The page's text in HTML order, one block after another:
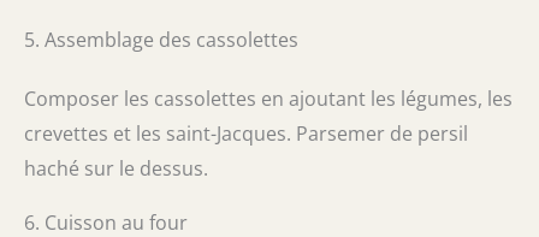
5. Assemblage des cassolettes
Composer les cassolettes en ajoutant les légumes, les
crevettes et les saint-Jacques. Parsemer de persil
haché sur le dessus.
6. Cuisson au four